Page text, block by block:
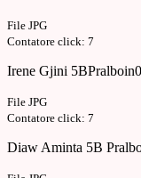
File JPG
Contatore click: 7
Irene Gjini
File JPG
Contatore click: 7
Diaw Aminta 5B